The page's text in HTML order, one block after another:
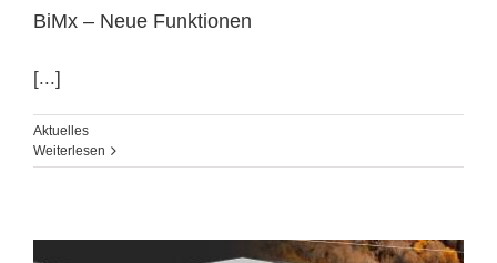
BiMx – Neue Funktionen
[...]
Aktuelles
Weiterlesen